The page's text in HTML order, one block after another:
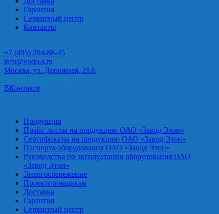
Гарантия
Сервисный центр
Контакты
+7 (495) 294-88-45
info@vodo-s.ru
Москва, ул. Дорожная, 21А
ВКонтакте
Продукция
Прайс-листы на продукцию ОАО «Завод Этон»
Сертификаты на продукцию ОАО «Завод Этон»
Паспорта оборудования ОАО «Завод Этон»
Руководства по эксплуатации оборудования ОАО
«Завод Этон»
Энергосбережение
Проектировщикам
Доставка
Гарантия
Сервисный центр